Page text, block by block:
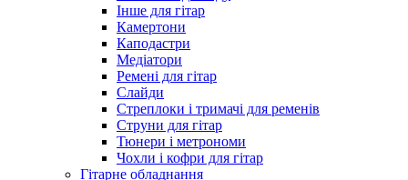
Інше для гітар
Камертони
Каподастри
Медіатори
Ремені для гітар
Слайди
Стреплоки і тримачі для ременів
Струни для гітар
Тюнери і метрономи
Чохли і кофри для гітар
Гітарне обладнання